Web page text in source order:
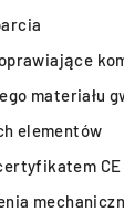
materiału
elementów
CE